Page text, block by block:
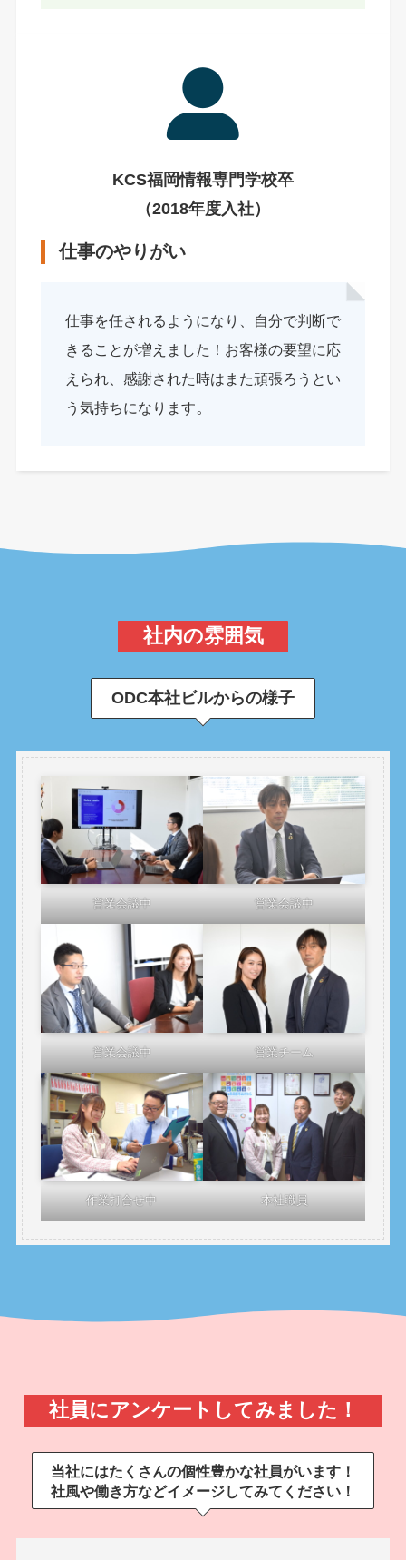
KCS福岡情報専門学校卒
（2018年度入社）
仕事のやりがい
仕事を任されるようになり、自分で判断で
きることが増えました！お客様の要望に応
えられ、感謝された時はまた頑張ろうとい
う気持ちになります。
社内の雰囲気
ODC本社ビルからの様子
営業会議中 営業会議中
営業会議中 営業チーム
作業打合せ中 本社職員
社員にアンケートしてみました！
当社にはたくさんの個性豊かな社員がいます！
社風や働き方などイメージしてみてください！